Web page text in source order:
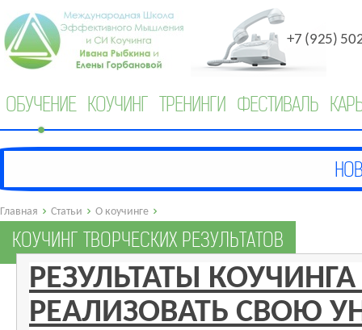
+7 (925)
ОБУЧЕНИЕ КОУЧИНГ ТРЕНИНГИ ФЕСТИВАЛЬ
Главная Статьи О коучинге
КОУЧИНГ ТВОРЧЕСКИХ РЕЗУЛЬТАТОВ
РЕЗУЛЬТАТЫ
РЕАЛИЗОВАТЬ СВОЮ